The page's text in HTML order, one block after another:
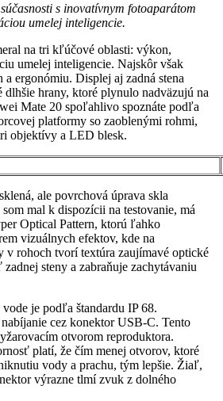
s inovatívnym fotoaparátom
umelej inteligencie.
na tri kľúčové oblasti: výkon,
umelej inteligencie. Najskôr však
ergonómiu. Displej aj zadná stena
dlhšie hrany, ktoré plynulo nadväzujú na
Mate 20 spoľahlivo spoznáte podľa
platformy so zaoblenými rohmi,
objektívy a LED blesk.
ale povrchová úprava skla
mal k dispozícii na testovanie, má
Optical Pattern, ktorú ľahko
vizuálnych efektov, kde na
v rohoch tvorí textúra zaujímavé optické
steny a zabraňuje zachytávaniu
je podľa štandardu IP 68.
cez konektor USB-C. Tento
otvorom reproduktora.
platí, že čím menej otvorov, ktoré
vody a prachu, tým lepšie. Žiaľ,
výrazne tlmí zvuk z dolného